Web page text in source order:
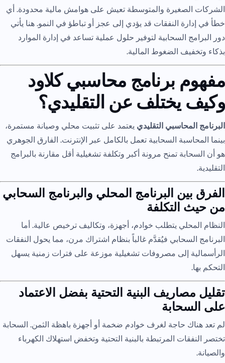
الشركات الصغيرة والمتوسطة تعيش على هوامش مالية محدودة. أي
خطأ في إدارة النفقات قد يؤدي إلى عجز أو تباطؤ في النمو. هنا يأتي
دور البرامج السحابية لتوفير حلول عملية تساعد في إدارة الموارد
بذكاء وتخفيف الضغوط المالية.
مفهوم برنامج محاسبي كلاود
وكيف يختلف عن التقليدي؟
البرنامج المحاسبي التقليدي يعتمد على تثبيت محلي وصيانة مستمرة،
بينما المحاسبة السحابية تعمل بالكامل عبر الإنترنت. الفارق الجوهري
هو أن السحابة تمنح مرونة أكبر وتكلفة تشغيلية أقل مقارنة بالبرامج
التقليدية.
الفرق بين البرنامج المحلي والبرنامج السحابي
من حيث التكلفة
النظام المحلي يتطلب خوادم، أجهزة، وتكاليف ترخيص عالية. أما
البرنامج السحابي فيُقدَّم غالباً بنظام اشتراك مرن، مما يحول النفقات
الرأسمالية إلى مصروفات تشغيلية موزعة على فترات زمنية يسهل
التحكم بها.
تقليل مصاريف البنية التحتية بفضل الاعتماد
على السحابة
لم تعد هناك حاجة لغرف خوادم ضخمة أو أجهزة باهظة الثمن. السحابة
تختصر النفقات المرتبطة بالبنية التحتية وتخفض استهلاك الكهرباء
والصيانة.